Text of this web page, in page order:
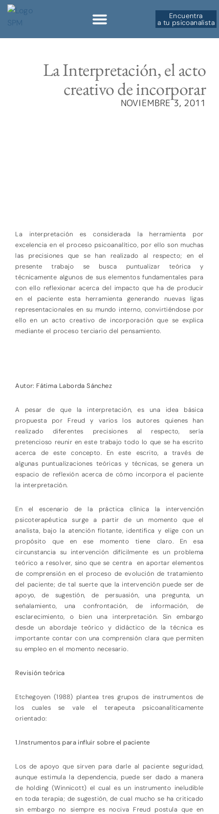
Encuentra
a tu psicoanalista
La Interpretación, el acto
creativo de incorporar
NOVIEMBRE 3, 2011
La interpretación es considerada la herramienta por
excelencia en el proceso psicoanalítico, por ello son muchas
las precisiones que se han realizado al respecto; en el
presente trabajo se busca puntualizar teórica y
técnicamente algunos de sus elementos fundamentales para
con ello reflexionar acerca del impacto que ha de producir
en el paciente esta herramienta generando nuevas ligas
representacionales en su mundo interno, convirtiéndose por
ello en un acto creativo de incorporación que se explica
mediante el proceso terciario del pensamiento.
Autor: Fátima Laborda Sánchez
A pesar de que la interpretación, es una idea básica
propuesta por Freud y varios los autores quienes han
realizado diferentes precisiones al respecto, sería
pretencioso reunir en este trabajo todo lo que se ha escrito
acerca de este concepto. En este escrito, a través de
algunas puntualizaciones teóricas y técnicas, se genera un
espacio de reflexión acerca de cómo incorpora el paciente
la interpretación.
En el escenario de la práctica clínica la intervención
psicoterapéutica surge a partir de un momento que el
analista, bajo la atención flotante, identifica y elige con un
propósito que en ese momento tiene claro. En esa
circunstancia su intervención difícilmente es un problema
teórico a resolver, sino que se centra en aportar elementos
de comprensión en el proceso de evolución de tratamiento
del paciente; de tal suerte que la intervención puede ser de
apoyo, de sugestión, de persuasión, una pregunta, un
señalamiento, una confrontación, de información, de
esclarecimiento, o bien una interpretación. Sin embargo
desde un abordaje teórico y didáctico de la técnica es
importante contar con una comprensión clara que permiten
su empleo en el momento necesario.
Revisión teórica
Etchegoyen (1988) plantea tres grupos de instrumentos de
los cuales se vale el terapeuta psicoanalíticamente
orientado:
1.Instrumentos para influir sobre el paciente
Los de apoyo que sirven para darle al paciente seguridad,
aunque estimula la dependencia, puede ser dado a manera
de holding (Winnicott) el cual es un instrumento ineludible
en toda terapia; de sugestión, de cual mucho se ha criticado
sin embargo no siempre es nociva Freud postula que en